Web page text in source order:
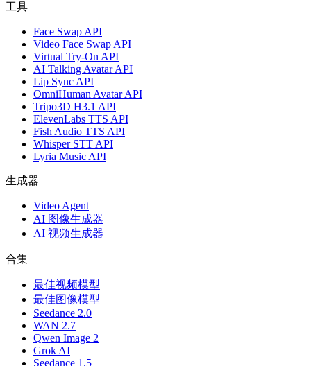
工具
Face Swap API
Video Face Swap API
Virtual Try-On API
AI Talking Avatar API
Lip Sync API
OmniHuman Avatar API
Tripo3D H3.1 API
ElevenLabs TTS API
Fish Audio TTS API
Whisper STT API
Lyria Music API
生成器
Video Agent
AI 图像生成器
AI 视频生成器
合集
最佳视频模型
最佳图像模型
Seedance 2.0
WAN 2.7
Qwen Image 2
Grok AI
Seedance 1.5